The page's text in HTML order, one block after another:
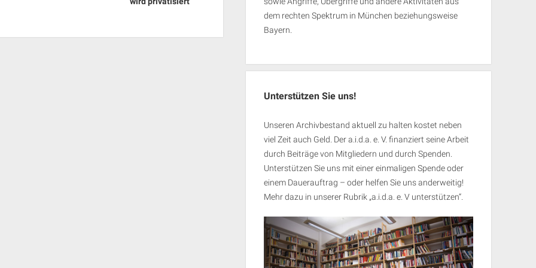
dem rechten Spektrum in München beziehungsweise
Bayern.
Unterstützen Sie uns!
Unseren Archivbestand aktuell zu halten kostet neben
viel Zeit auch Geld. Der a.i.d.a. e. V. finanziert seine Arbeit
durch Beiträge von Mitgliedern und durch Spenden.
Unterstützen Sie uns mit einer einmaligen Spende oder
einem Dauerauftrag – oder helfen Sie uns anderweitig!
Mehr dazu in unserer Rubrik „a.i.d.a. e. V unterstützen“.